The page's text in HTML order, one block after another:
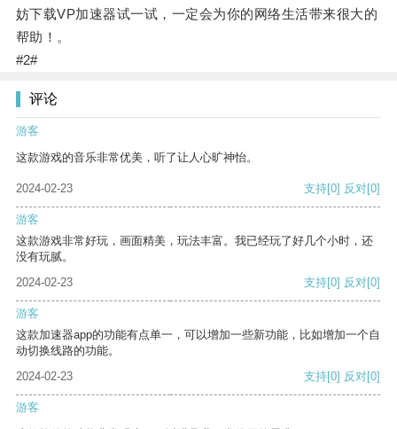
妨下载VP加速器试一试，一定会为你的网络生活带来很大的
帮助！。
#2#
评论
游客
这款游戏的音乐非常优美，听了让人心旷神怡。
2024-02-23 支持[0] 反对[0]
游客
这款游戏非常好玩，画面精美，玩法丰富。我已经玩了好几个小时，还
没有玩腻。
2024-02-23
支持[0] 反对[0]
游客
这款加速器app的功能有点单一，可以增加一些新功能，比如增加一个自
动切换线路的功能。
2024-02-23
支持[0] 反对[0]
游客